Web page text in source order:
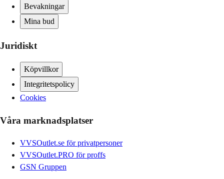
Bevakningar
Mina bud
Juridiskt
Köpvillkor
Integritetspolicy
Cookies
Våra marknadsplatser
VVSOutlet.se för privatpersoner
VVSOutlet.PRO för proffs
GSN Gruppen